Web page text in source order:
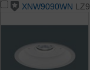
XNW9090WN LZ9